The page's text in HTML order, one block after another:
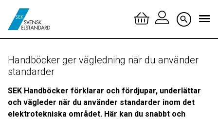
Handböcker ger vägledning när du använder
standarder
SEK Handböcker förklarar och fördjupar, underlättar
och vägleder när du använder standarder inom det
elektrotekniska området. Här kan du snabbt och